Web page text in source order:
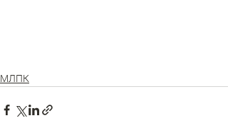
МЛПК